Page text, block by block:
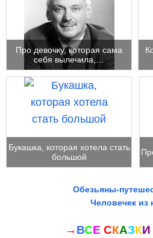
Про девочку, которая сама
себя вылечила,…
Букашка, которая хотела стать
большой
Обезьяны-
Человечек из
→ ВСЕ СКАЗКИ